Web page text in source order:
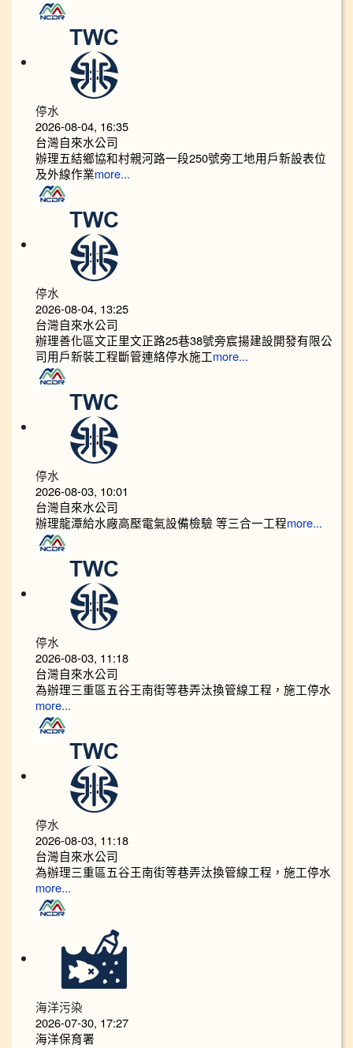
停水
2026-08-04, 16:35
台灣自來水公司
辦理五結鄉協和村親河路一段250號旁工地用戶新設表位
及外線作業more...
停水
2026-08-04, 13:25
台灣自來水公司
辦理善化區文正里文正路25巷38號旁宸揚建設開發有限公
司用戶新裝工程斷管連絡停水施工more...
停水
2026-08-03, 10:01
台灣自來水公司
辦理龍潭給水廠高壓電氣設備檢驗 等三合一工程more...
停水
2026-08-03, 11:18
台灣自來水公司
為辦理三重區五谷王南街等巷弄汰換管線工程，施工停水
more...
停水
2026-08-03, 11:18
台灣自來水公司
為辦理三重區五谷王南街等巷弄汰換管線工程，施工停水
more...
海洋污染
2026-07-30, 17:27
海洋保育署